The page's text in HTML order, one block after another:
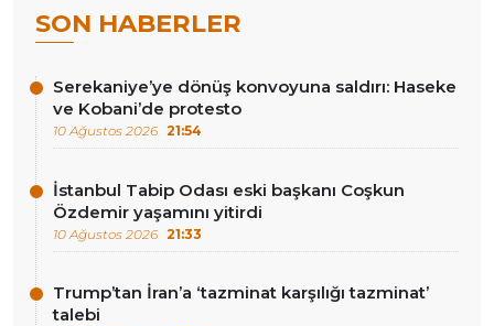
SON HABERLER
Serekaniye’ye dönüş konvoyuna saldırı: Haseke
ve Kobani’de protesto
10 Ağustos 2026 21:54
İstanbul Tabip Odası eski başkanı Coşkun
Özdemir yaşamını yitirdi
10 Ağustos 2026 21:33
Trump’tan İran’a ‘tazminat karşılığı tazminat’
talebi